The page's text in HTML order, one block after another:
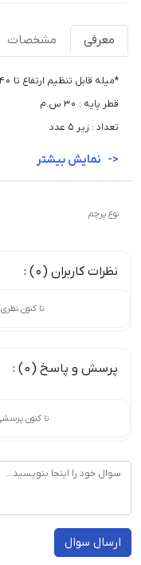
معرفی مشخصات
*میله قابل تنظیم ارتفاع تا 240 س.م
قطر پایه : 30 س.م
تعداد : زیر 5 عدد
نوع پرچم
نظرات کاربران (0) :
تا کنون
پرسش و پاسخ (0) :
تا کنون
ارسال سوال